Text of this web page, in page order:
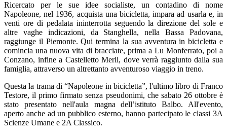
Ricercato per le sue idee socialiste, un contadino di nome
Napoleone, nel 1936, acquista una bicicletta, impara ad usarla e, in
venti ore di pedalata ininterrotta seguendo la direzione del sole e
altre vaghe indicazioni, da Stanghella, nella Bassa Padovana,
raggiunge il Piemonte. Qui termina la sua avventura in bicicletta e
comincia una nuova vita di bracciate, prima a Lu Monferrato, poi a
Conzano, infine a Castelletto Merli, dove verrà raggiunto dalla sua
famiglia, attraverso un altrettanto avventuroso viaggio in treno.
Questa la trama di “Napoleone in bicicletta”, l'ultimo libro di Franco
Testore, il primo firmato senza pseudonimi, che sabato 26 ottobre è
stato presentato nell'aula magna dell’istituto Balbo. All'evento,
aperto anche ad un pubblico esterno, hanno partecipato le classi 3A
Scienze Umane e 2A Classico.